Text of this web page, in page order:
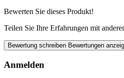
Bewerten Sie dieses Produkt!
Teilen Sie Ihre Erfahrungen mit
Bewertung schreiben Bewertungen
Anmelden